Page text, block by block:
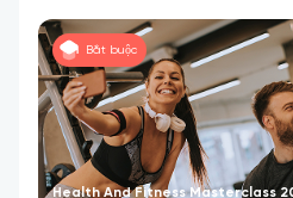
Bắt buộc
Health And Fitness Masterclass